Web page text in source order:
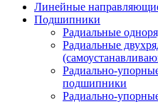
Линейные
Подшипники
Радиальные
Радиальные
Радиально-
подшипники
Радиально-